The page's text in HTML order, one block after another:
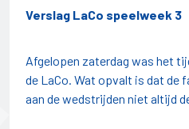
Verslag LaCo speelweek 3
Afgelopen zaterdag was het
de LaCo. Wat opvalt is dat de
aan de wedstrijden niet altijd